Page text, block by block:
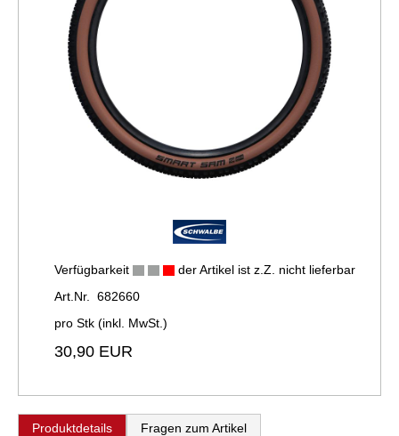
Verfügbarkeit
der Artikel ist z.Z. nicht lieferbar
Art.Nr. 682660
pro Stk (inkl. MwSt.)
30,90 EUR
Produktdetails
Fragen zum Artikel